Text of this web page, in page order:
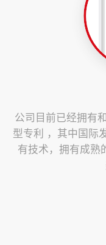
公司目前已经拥有
型专利 ，其中国际
有技术，拥有成熟